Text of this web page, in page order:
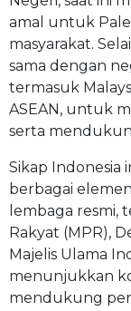
amal untuk
masyarakat.
sama dengan
termasuk
ASEAN, untuk
serta
Sikap Indonesia
berbagai
lembaga resmi,
Rakyat (MPR),
Majelis Ulama
menunjukkan
mendukung